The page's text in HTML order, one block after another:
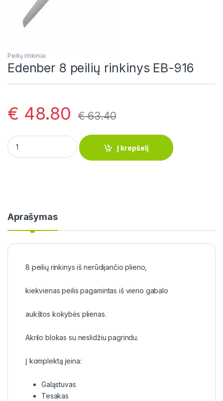
Peilių rinkiniai
Edenber 8 peilių rinkinys EB-916
€ 48.80 €63.40
Edenber 8 peilių rinkinys EB-916 quantity
Į krepšelį
Aprašymas
8 peilių rinkinys iš nerūdijančio plieno,
kiekvienas peilis pagamintas iš vieno gabalo
aukštos kokybės plienas.
Akrilo blokas su neslidžiu pagrindu.
Į komplektą įeina:
Galąstuvas
Tesakas